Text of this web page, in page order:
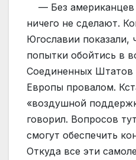
— Без американцев
ничего не сделают.
Югославии показали,
попытки обойтись в
Соединенных Штатов
Европы провалом.
«воздушной
говорил. Вопросов
смогут обеспечить
Откуда все эти